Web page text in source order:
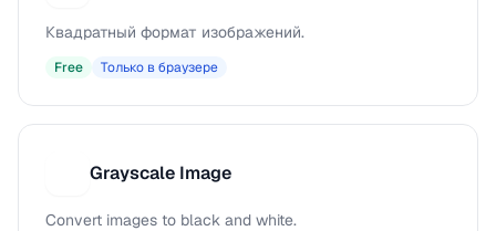
Квадратный формат изображений.
Free Только в браузере
Grayscale Image
Convert images to black and white.